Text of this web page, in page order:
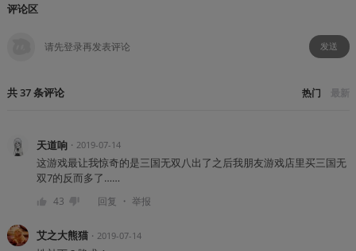
评论区
发送
共37条评论 热门 最新
天道响・ 2019-07-14
这游戏最让我惊奇的是三国无双八出了之后我朋友游戏店里买三国无
双7的反而多了……
43 回复 ・ 举报
艾之大熊猫・ 2019-07-14